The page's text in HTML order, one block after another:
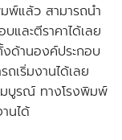
มพ์แล้ว สามารถนำ
และตีราคาได้เลย
ด้านองค์ประกอบ
เริ่มงานได้เลย
บูรณ์ ทางโรงพิมพ์
นได้